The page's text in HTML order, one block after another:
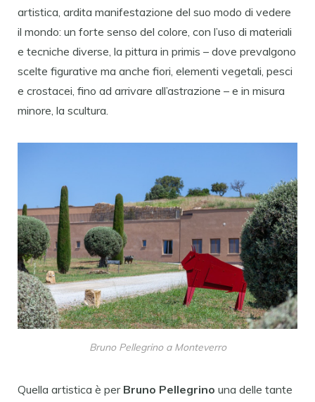
artistica, ardita manifestazione del suo modo di vedere
il mondo: un forte senso del colore, con l’uso di materiali
e tecniche diverse, la pittura in primis – dove prevalgono
scelte figurative ma anche fiori, elementi vegetali, pesci
e crostacei, fino ad arrivare all’astrazione – e in misura
minore, la scultura.
Bruno Pellegrino a Monteverro
Quella artistica è per Bruno Pellegrino una delle tante